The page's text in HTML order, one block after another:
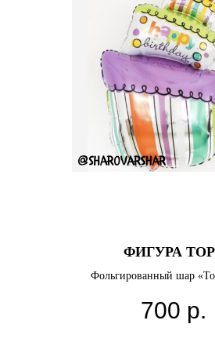
ФИГУРА
Фольгированный шар
700 р.